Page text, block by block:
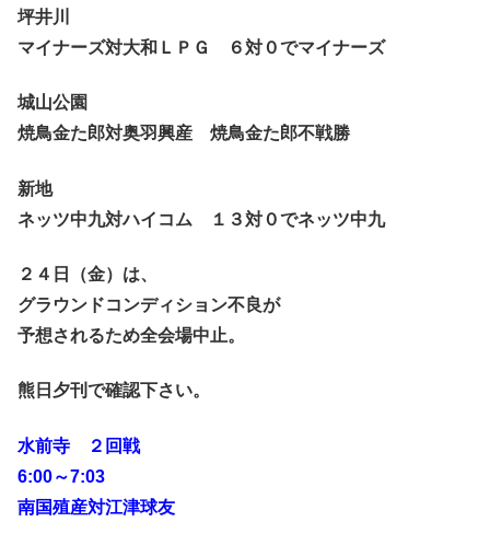
坪井川
マイナーズ対大和ＬＰＧ ６対０でマイナーズ
城山公園
焼鳥金た郎対奥羽興産 焼鳥金た郎不戦勝
新地
ネッツ中九対ハイコム １３対０でネッツ中九
２４日（金）は、
グラウンドコンディション不良が
予想されるため全会場中止。
熊日夕刊で確認下さい。
水前寺 ２回戦
6:00～7:03
南国殖産対江津球友